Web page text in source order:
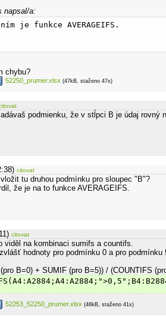
napsal/a:
je funkce AVERAGEIFS.
chybu?
52250_prumer.xlsx (47kB, staženo 47x)
podmienku, že v stĺpci B je údaj rovný
citovat
tu druhou podmínku pro sloupec "B"?
že je na to funkce AVERAGEIFS.
citovat
viděl na kombinaci sumifs a countifs.
hodnoty pro podmínku 0 a pro
B=0) + SUMIF (pro B=5)) / (COUNTIFS
52253_52250_prumer.xlsx (48kB, staženo 41x)